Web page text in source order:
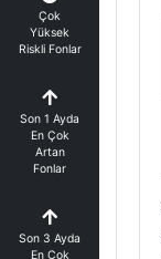
Çok
Yüksek
Riskli Fonlar
Son 1 Ayda
En Çok
Artan
Fonlar
Son 3 Ayda
En Çok